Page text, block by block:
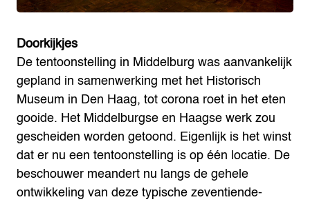
Doorkijkjes
De tentoonstelling in Middelburg was aanvankelijk
gepland in samenwerking met het Historisch
Museum in Den Haag, tot corona roet in het eten
gooide. Het Middelburgse en Haagse werk zou
gescheiden worden getoond. Eigenlijk is het winst
dat er nu een tentoonstelling is op één locatie. De
beschouwer meandert nu langs de gehele
ontwikkeling van deze typische zeventiende-